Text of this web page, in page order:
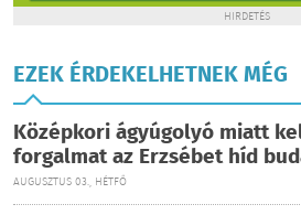
HIRDETÉS
EZEK ÉRDEKELHETNEK MÉG
Középkori ágyúgolyó miatt
forgalmat az Erzsébet híd
AUGUSZTUS 03., HÉTFŐ